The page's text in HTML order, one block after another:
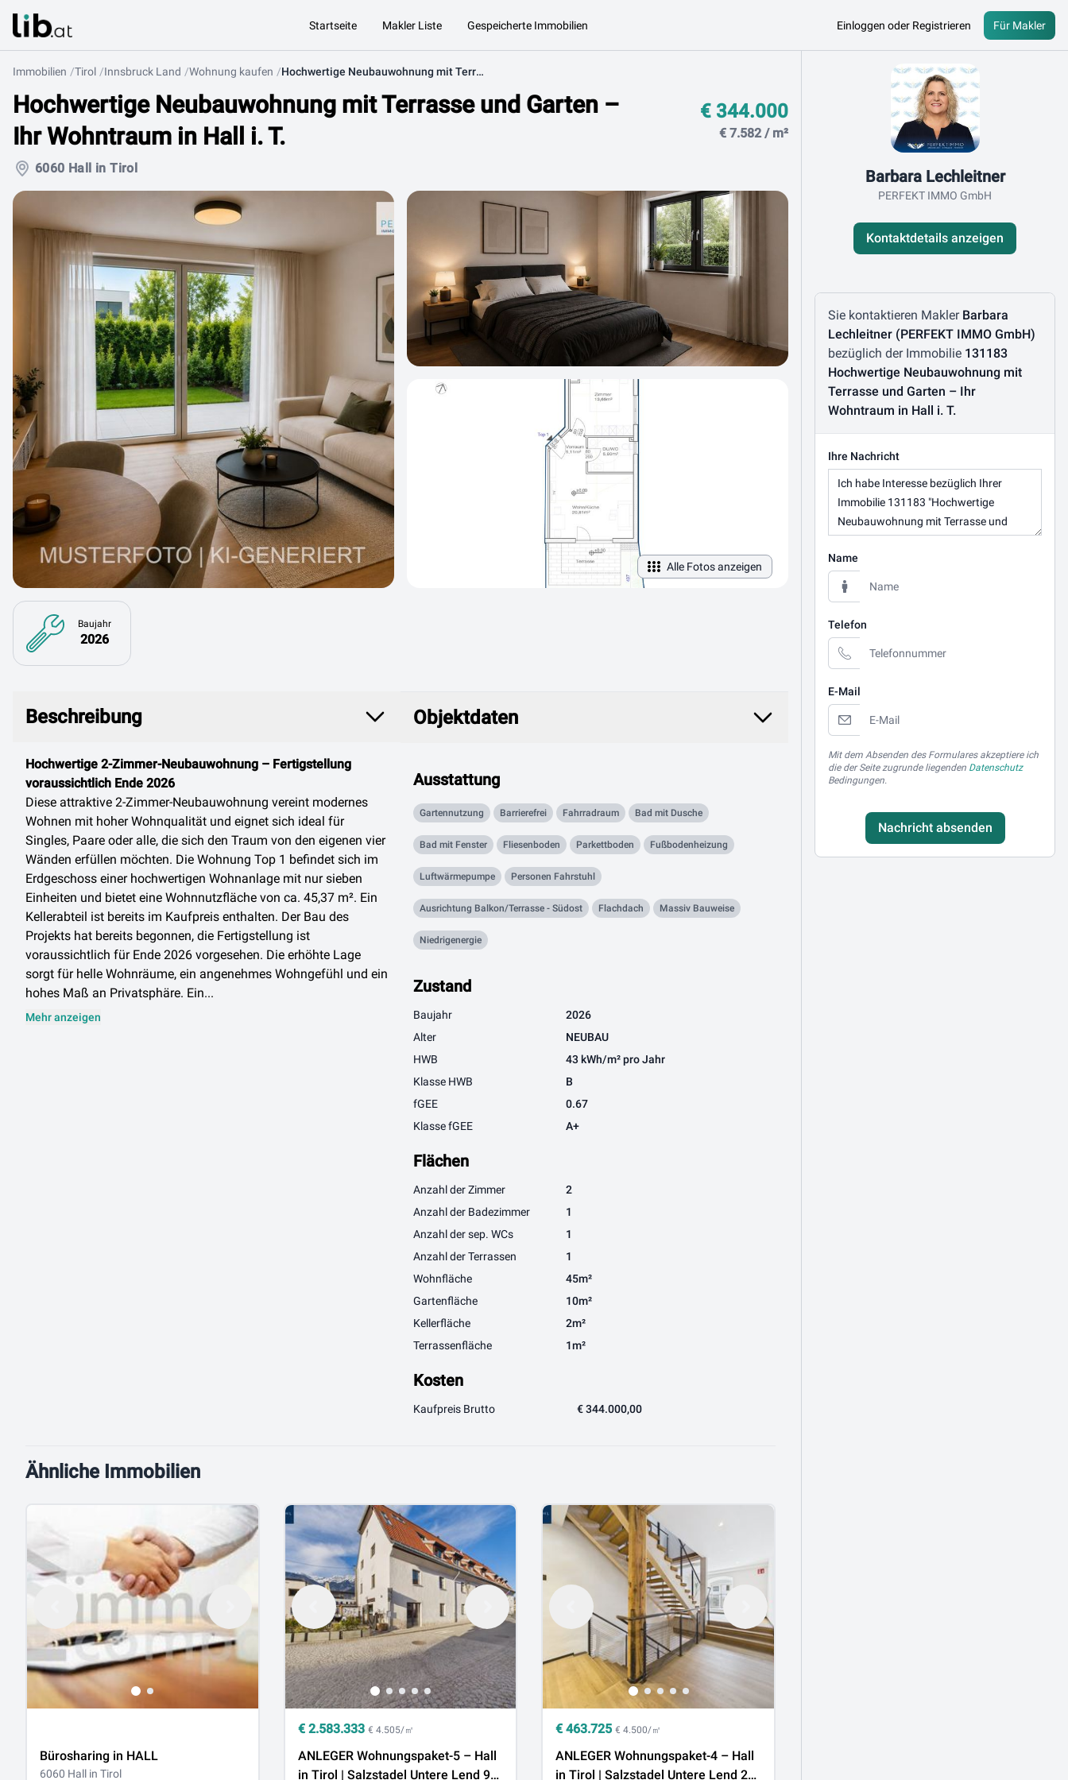
Startseite Makler Liste Gespeicherte Immobilien Einloggen oder Registrieren Für Makler
Immobilien Tirol Innsbruck Land Wohnung kaufen Hochwertige Neubauwohnung mit Terrasse und Garten – Ihr Wohntraum in Hall i. T.
Hochwertige Neubauwohnung mit Terrasse und Garten –
Ihr Wohntraum in Hall i. T.
€ 344.000
€ 7.582 / m²
6060 Hall in Tirol
Alle Fotos anzeigen
Baujahr
2026
Beschreibung
Hochwertige 2-Zimmer-Neubauwohnung – Fertigstellung
voraussichtlich Ende 2026
Diese attraktive 2-Zimmer-Neubauwohnung vereint modernes
Wohnen mit hoher Wohnqualität und eignet sich ideal für
Singles, Paare oder alle, die sich den Traum von den eigenen vier
Wänden erfüllen möchten. Die Wohnung Top 1 befindet sich im
Erdgeschoss einer hochwertigen Wohnanlage mit nur sieben
Einheiten und bietet eine Wohnnutzfläche von ca. 45,37 m². Ein
Kellerabteil ist bereits im Kaufpreis enthalten. Der Bau des
Projekts hat bereits begonnen, die Fertigstellung ist
voraussichtlich für Ende 2026 vorgesehen. Die erhöhte Lage
sorgt für helle Wohnräume, ein angenehmes Wohngefühl und ein
hohes Maß an Privatsphäre. Ein...
Mehr anzeigen
Objektdaten
Ausstattung
Gartennutzung Barrierefrei Fahrradraum Bad mit Dusche
Bad mit Fenster Fliesenboden Parkettboden Fußbodenheizung
Luftwärmepumpe Personen Fahrstuhl
Ausrichtung Balkon/Terrasse - Südost Flachdach Massiv Bauweise
Niedrigenergie
Zustand
Baujahr
2026
Alter
NEUBAU
HWB
43 kWh/m² pro Jahr
Klasse HWB
B
fGEE
0.67
Klasse fGEE
A+
Flächen
Anzahl der Zimmer
2
Anzahl der Badezimmer
1
Anzahl der sep. WCs
1
Anzahl der Terrassen
1
Wohnfläche
45m²
Gartenfläche
10m²
Kellerfläche
2m²
Terrassenfläche
1m²
Kosten
Kaufpreis Brutto € 344.000,00
Ähnliche Immobilien
Bürosharing in HALL
6060 Hall in Tirol
€ 2.583.333 € 4.505/㎡
ANLEGER Wohnungspaket-5 – Hall
in Tirol | Salzstadel Untere Lend 9
€463.725 € 4.500/㎡
ANLEGER Wohnungspaket-4 – Hall
in Tirol | Salzstadel Untere Lend 2
Barbara Lechleitner
PERFEKT IMMO GmbH
Kontaktdetails anzeigen
Nachricht schreiben
Sie kontaktieren Makler Barbara
Lechleitner (PERFEKT IMMO GmbH)
bezüglich der Immobilie 131183
Hochwertige Neubauwohnung mit
Terrasse und Garten – Ihr
Wohntraum in Hall i. T.
Ihre Nachricht
Name
Telefon
E-Mail
Mit dem Absenden des Formulares akzeptiere ich
die der Seite zugrunde liegenden Datenschutz
Bedingungen.
Nachricht absenden